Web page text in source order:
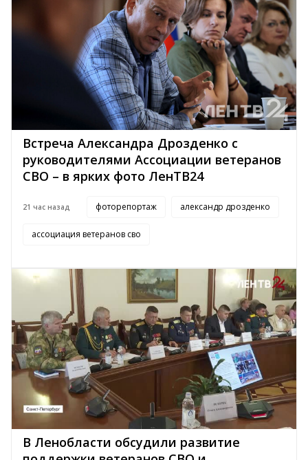
Встреча Александра Дрозденко с
руководителями Ассоциации ветеранов
СВО – в ярких фото ЛенТВ24
21 час назад фоторепортаж александр дрозденко
ассоциация ветеранов сво
В Ленобласти обсудили развитие